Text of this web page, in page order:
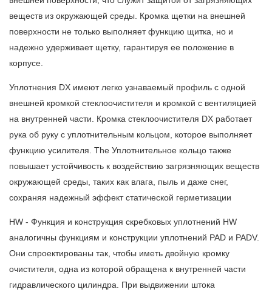
веществ из окружающей среды. Кромка щетки на внешней
поверхности не только выполняет функцию щитка, но и
надежно удерживает щетку, гарантируя ее положение в
корпусе.
Уплотнения DX имеют легко узнаваемый профиль с одной
внешней кромкой стеклоочистителя и кромкой с вентиляцией
на внутренней части. Кромка стеклоочистителя DX работает
рука об руку с уплотнительным кольцом, которое выполняет
функцию усилителя. The Уплотнительное кольцо также
повышает устойчивость к воздействию загрязняющих веществ
окружающей среды, таких как влага, пыль и даже снег,
сохраняя надежный эффект статической герметизации
HW - Функция и конструкция скребковых уплотнений HW
аналогичны функциям и конструкции уплотнений PAD и PADV.
Они спроектированы так, чтобы иметь двойную кромку
очистителя, одна из которой обращена к внутренней части
гидравлического цилиндра. При выдвижении штока